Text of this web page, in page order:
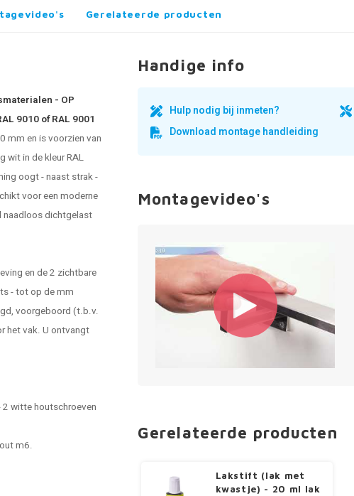
Gerelateerde producten
- OP
9010 of RAL 9001
mm en is voorzien van
wit in de kleur RAL
oogt - naast strak -
voor een moderne
naadloos dichtgelast
en de 2 zichtbare
- tot op de mm
voorgeboord (t.b.v.
het vak. U ontvangt
2 witte houtschroeven
m6.
Handige info
Hulp nodig bij inmeten?
Download montage handleiding
Montagevideo's
Gerelateerde producten
Lakstift (lak met
kwastje) - 20 ml lak